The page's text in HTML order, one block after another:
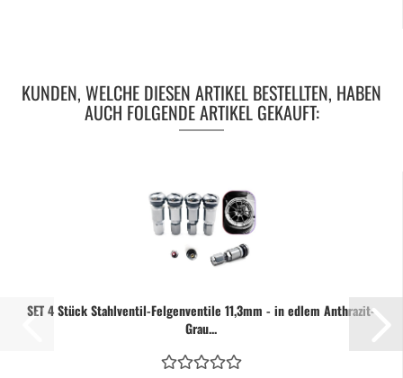
KUNDEN, WELCHE DIESEN ARTIKEL BESTELLTEN, HABEN
AUCH FOLGENDE ARTIKEL GEKAUFT:
SET 4 Stück Stahlventil-Felgenventile 11,3mm - in edlem Anthrazit-
Grau...